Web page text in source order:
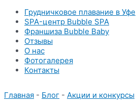
Грудничковое плавание в Уфе
SPA-центр Bubble SPA
Франшиза Bubble Baby
Отзывы
О нас
Фотогалерея
Контакты
Главная - Блог - Акции и конкурсы